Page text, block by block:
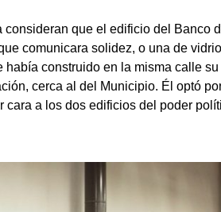
que el edificio del Banco
comunicara solidez, o una de
construido en la misma calle
cerca al del Municipio. Él optó
a los dos edificios del poder